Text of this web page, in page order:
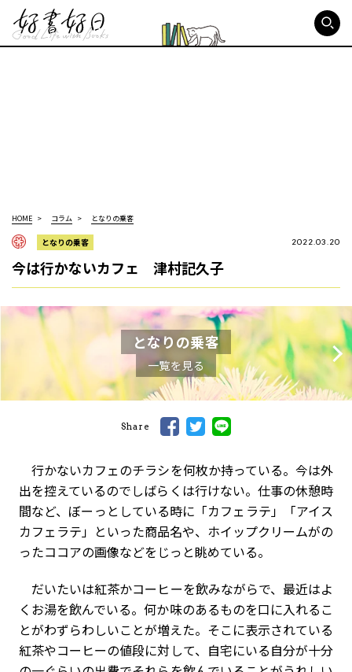
HOME コラム となりの乗客
となりの乗客 2022.03.20
今は行かないカフェ 津村記久子
となりの乗客
一覧を見る
Share
行かないカフェのチラシを何枚か持っている。今は外
出を控えているのでしばらくは行けない。仕事の休憩時
間など、ぼーっとしている時に「カフェラテ」「アイス
カフェラテ」といった商品名や、ホイップクリームがの
ったココアの画像などをじっと眺めている。
だいたいは紅茶かコーヒーを飲みながらで、最近はよ
くお湯を飲んでいる。何か味のあるものを口に入れるこ
とがわずらわしいことが増えた。そこに表示されている
紅茶やコーヒーの値段に対して、自宅にいる自分が十分